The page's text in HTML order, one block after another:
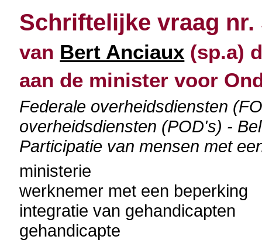
Schriftelijke vraag nr.
van Bert Anciaux (sp.a)
aan de minister voor
Federale overheidsdiensten
overheidsdiensten (POD's) -
Participatie van mensen met
ministerie
werknemer met een beperking
integratie van gehandicapten
gehandicapte